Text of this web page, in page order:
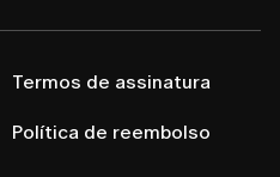
Termos de assinatura
Política de reembolso